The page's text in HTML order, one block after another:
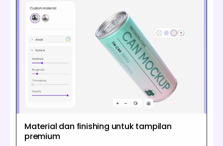
Material dan finishing untuk tampilan
premium